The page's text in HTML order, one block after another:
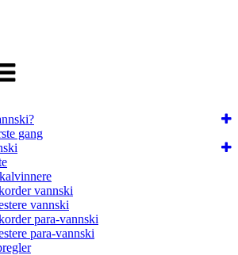
gang
vannski
vannski
para-vannski
para-vannski